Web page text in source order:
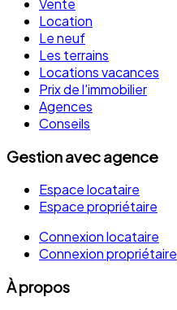
Vente
Location
Le neuf
Les terrains
Locations vacances
Prix de l'immobilier
Agences
Conseils
Gestion avec agence
Espace locataire
Espace propriétaire
Connexion locataire
Connexion propriétaire
À propos